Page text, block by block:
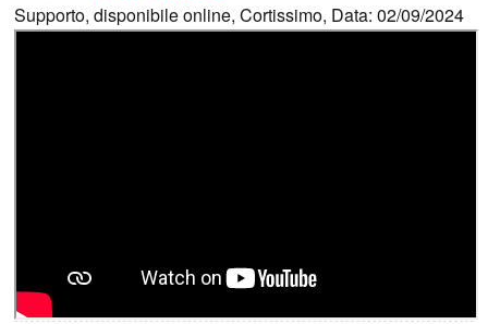
Supporto, disponibile online, Cortissimo, Data: 02/09/2024